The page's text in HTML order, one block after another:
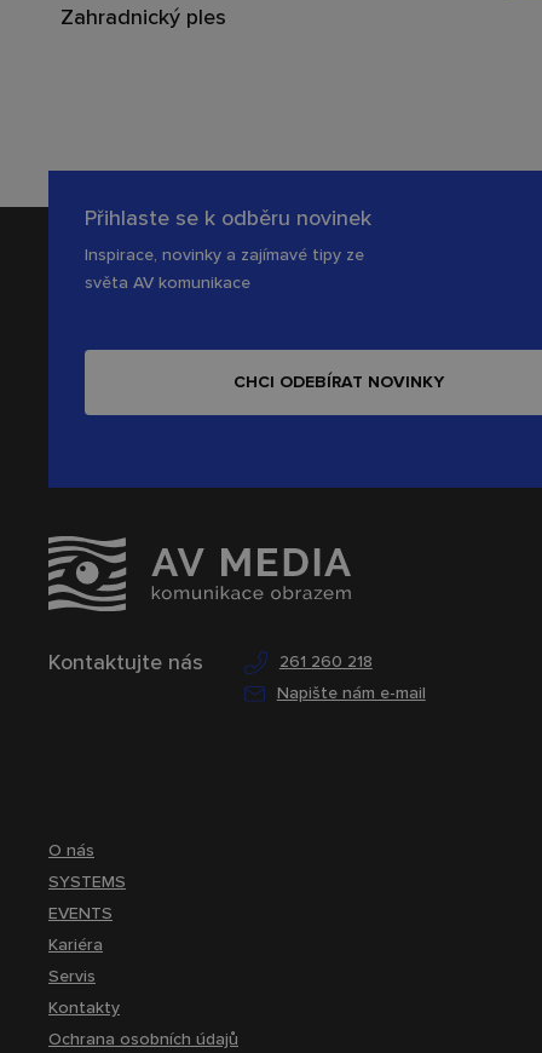
Zahradnický ples
Kontaktujte nás
261 260 218
Napište nám e-mail
Přihlaste se k odběru novinek
Inspirace, novinky a zajímavé tipy ze
světa AV komunikace
CHCI ODEBÍRAT NOVINKY
O nás
SYSTEMS
EVENTS
Kariéra
Servis
Kontakty
Ochrana osobních údajů